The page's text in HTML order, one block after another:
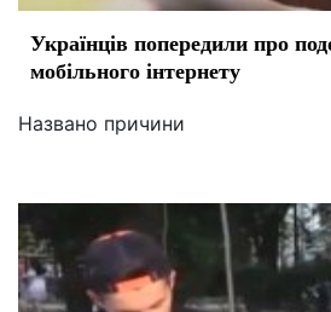
Українців попередили про
мобільного інтернету
Названо причини